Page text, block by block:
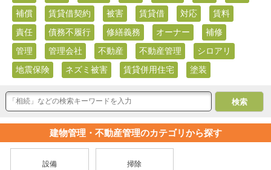
補償
賃貸借契約 被害 賃貸借 対応
賃料
責任
債務不履行 修繕義務 オーナー
補修
管理
管理会社 不動産 不動産管理
シロアリ
地震保険
ネズミ被害 賃貸併用住宅 塗装
建物管理・不動産管理のカテゴリから探す
設備 掃除